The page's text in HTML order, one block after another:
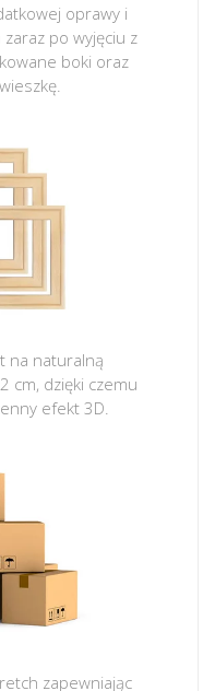
oprawy i
po wyjęciu z
boki oraz
na naturalną
cm, dzięki czemu
efekt 3D.
zapewniając